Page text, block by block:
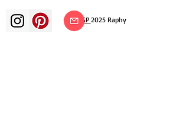
© ADAGP 2025 Raphy